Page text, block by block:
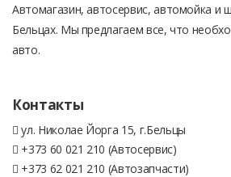
Автомагазин, автосервис, автомойка и
Бельцах. Мы предлагаем все, что
авто.
Контакты
ул. Николае Йорга 15, г.Бельцы
+373 60 021 210 (Автосервис)
+373 62 021 210 (Автозапчасти)